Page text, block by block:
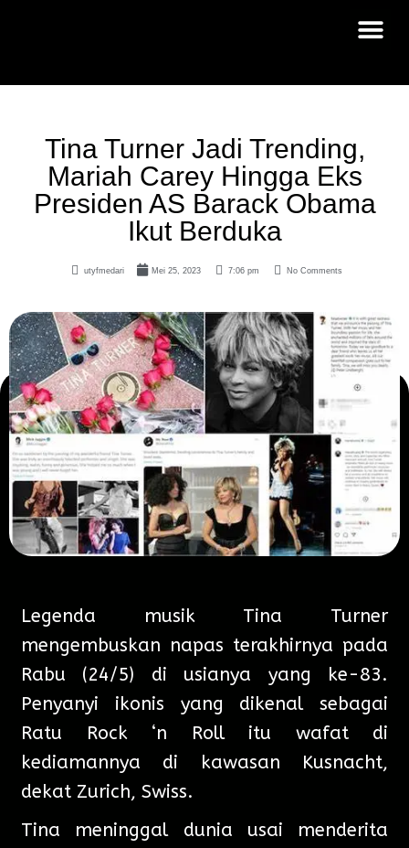
Tina Turner Jadi Trending,
Mariah Carey Hingga Eks
Presiden AS Barack Obama
Ikut Berduka
utyfmedari Mei 25, 2023 7:06 pm No Comments
Legenda musik Tina Turner
mengembuskan napas terakhirnya pada
Rabu (24/5) di usianya yang ke-83.
Penyanyi ikonis yang dikenal sebagai
Ratu Rock ‘n Roll itu wafat di
kediamannya di kawasan Kusnacht,
dekat Zurich, Swiss.
Tina meninggal dunia usai menderita